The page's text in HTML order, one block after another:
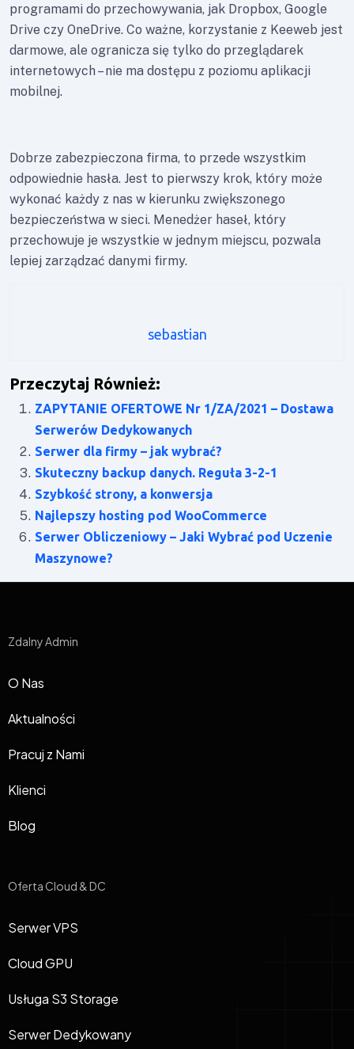
programami do przechowywania, jak Dropbox, Google
Drive czy OneDrive. Co ważne, korzystanie z Keeweb jest
darmowe, ale ogranicza się tylko do przeglądarek
internetowych – nie ma dostępu z poziomu aplikacji
mobilnej.
Dobrze zabezpieczona firma, to przede wszystkim
odpowiednie hasła. Jest to pierwszy krok, który może
wykonać każdy z nas w kierunku zwiększonego
bezpieczeństwa w sieci. Menedżer haseł, który
przechowuje je wszystkie w jednym miejscu, pozwala
lepiej zarządzać danymi firmy.
sebastian
Przeczytaj Również:
ZAPYTANIE OFERTOWE Nr 1/ZA/2021 – Dostawa
Serwerów Dedykowanych
Serwer dla firmy – jak wybrać?
Skuteczny backup danych. Reguła 3-2-1
Szybkość strony, a konwersja
Najlepszy hosting pod WooCommerce
Serwer Obliczeniowy – Jaki Wybrać pod Uczenie
Maszynowe?
Zdalny Admin
O Nas
Aktualności
Pracuj z Nami
Klienci
Blog
Oferta Cloud & DC
Serwer VPS
Cloud GPU
Usługa S3 Storage
Serwer Dedykowany